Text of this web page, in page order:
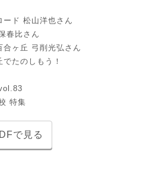
ード 松山洋也さん
春比さん
合ヶ丘 弓削光弘さん
たのしもう！
特集
で見る